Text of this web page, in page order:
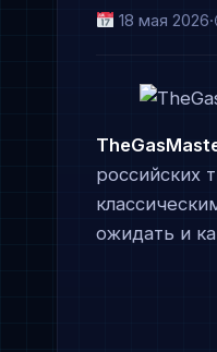
18 мая 2026·
российских
ожидать и